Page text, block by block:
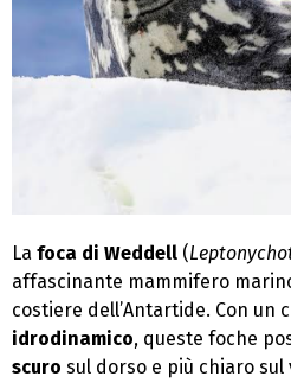
La foca di Weddell (
affascinante mammifero
costiere dell’Antartide. Con un
idrodinamico, queste foche
scuro sul dorso e più chiaro